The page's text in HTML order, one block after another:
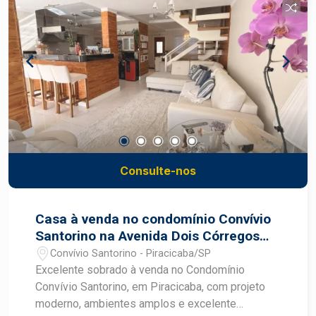
bairro Nova Pompéia, proporcionando mais
comodidade para a rotina em Piracicaba. Frias
Neto Consultoria de Imóveis, mais de 37 anos no
mercado imobiliário de Piracicaba. Agende sua
visita.
Consulte-nos
Casa à venda no condomínio Convívio
Santorino na Avenida Dois Córregos
em Piracicaba
Convívio Santorino - Piracicaba/SP
Excelente sobrado à venda no Condomínio
Convívio Santorino, em Piracicaba, com projeto
moderno, ambientes amplos e excelente